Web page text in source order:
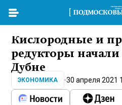
Кислородные и
редукторы
Дубне
ЭКОНОМИКА 30 апреля 2021